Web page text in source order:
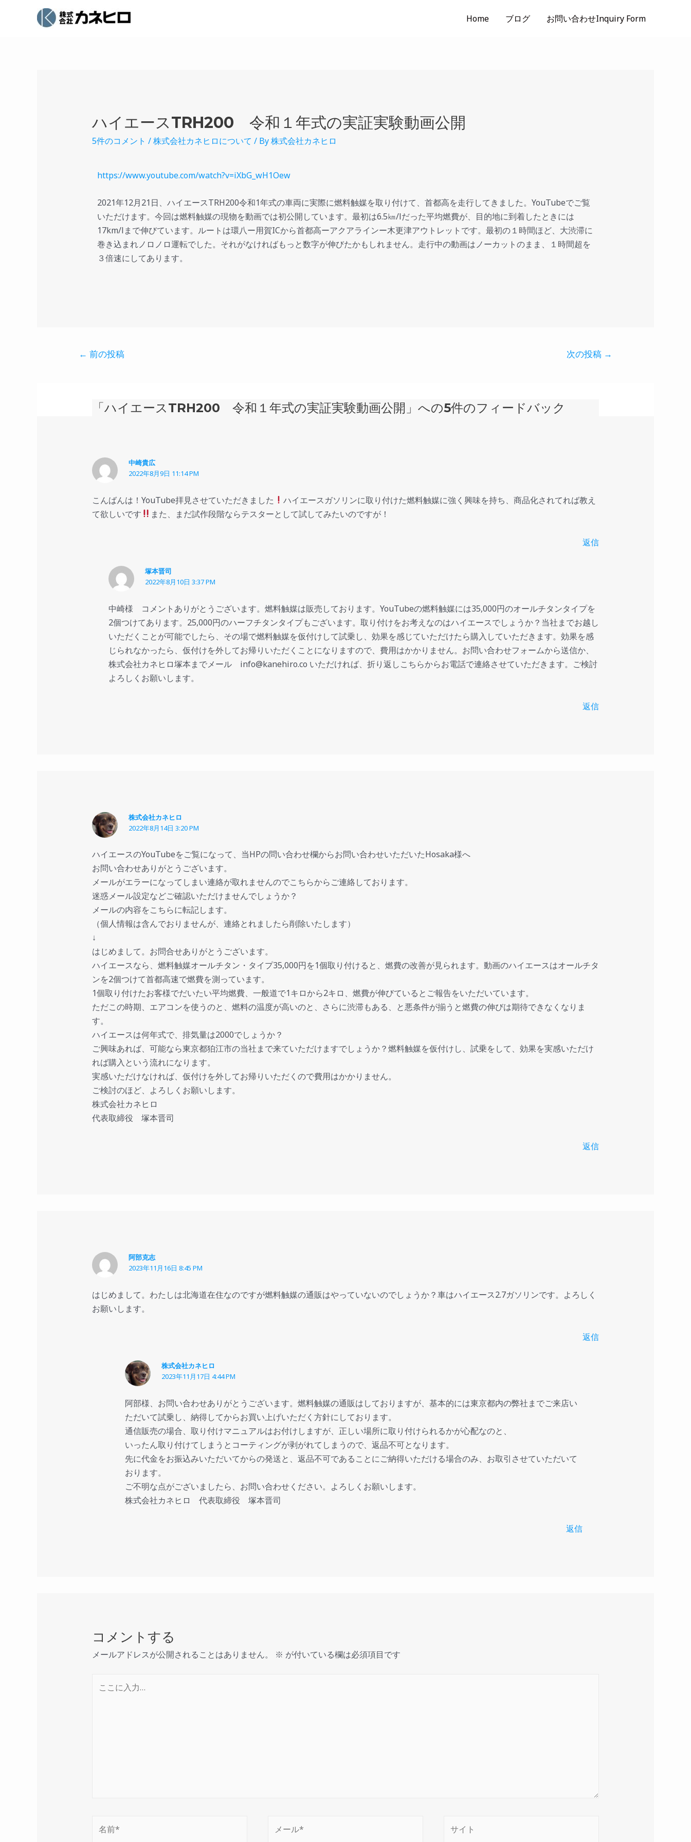
Home ブログ お問い合わせInquiry Form
ハイエースTRH200 令和１年式の実証実験動画公開
5件のコメント /株式会社カネヒロについて / By株式会社カネヒロ
https://www.youtube.com/watch?v=iXbG_wH1Oew
2021年12月21日、ハイエースTRH200令和1年式の車両に実際に燃料触媒を取り付けて、首都高を走行してきました。YouTubeでご覧
いただけます。今回は燃料触媒の現物を動画では初公開しています。最初は6.5㎞/lだった平均燃費が、目的地に到着したときには
17km/lまで伸びています。ルートは環八ー用賀ICから首都高ーアクアラインー木更津アウトレットです。最初の１時間ほど、大渋滞に
巻き込まれノロノロ運転でした。それがなければもっと数字が伸びたかもしれません。走行中の動画はノーカットのまま、１時間超を
３倍速にしてあります。
← 前の投稿 次の投稿 →
「ハイエースTRH200 令和１年式の実証実験動画公開」への5件のフィードバック
中崎貴広
2022年8月9日 11:14 PM
こんばんは！YouTube拝見させていただきました
ハイエースガソリンに取り付けた燃料触媒に強く興味を持ち、商品化されてれば教え
て欲しいです
また、まだ試作段階ならテスターとして試してみたいのですが！
返信
塚本晋司
2022年8月10日 3:37 PM
中崎様 コメントありがとうございます。燃料触媒は販売しております。YouTubeの燃料触媒には35,000円のオールチタンタイプを
2個つけてあります。25,000円のハーフチタンタイプもございます。取り付けをお考えなのはハイエースでしょうか？当社までお越し
いただくことが可能でしたら、その場で燃料触媒を仮付けして試乗し、効果を感じていただけたら購入していただきます。効果を感
じられなかったら、仮付けを外してお帰りいただくことになりますので、費用はかかりません。お問い合わせフォームから送信か、
株式会社カネヒロ塚本までメール info@kanehiro.co いただければ、折り返しこちらからお電話で連絡させていただきます。ご検討
よろしくお願いします。
返信
株式会社カネヒロ
2022年8月14日 3:20 PM
ハイエースのYouTubeをご覧になって、当HPの問い合わせ欄からお問い合わせいただいたHosaka様へ
お問い合わせありがとうございます。
メールがエラーになってしまい連絡が取れませんのでこちらからご連絡しております。
迷惑メール設定などご確認いただけませんでしょうか？
メールの内容をこちらに転記します。
（個人情報は含んでおりませんが、連絡とれましたら削除いたします）
↓
はじめまして。お問合せありがとうございます。
ハイエースなら、燃料触媒オールチタン・タイプ35,000円を1個取り付けると、燃費の改善が見られます。動画のハイエースはオールチタ
ンを2個つけて首都高速で燃費を測っています。
1個取り付けたお客様でだいたい平均燃費、一般道で1キロから2キロ、燃費が伸びているとご報告をいただいています。
ただこの時期、エアコンを使うのと、燃料の温度が高いのと、さらに渋滞もある、と悪条件が揃うと燃費の伸びは期待できなくなりま
す。
ハイエースは何年式で、排気量は2000でしょうか？
ご興味あれば、可能なら東京都狛江市の当社まで来ていただけますでしょうか？燃料触媒を仮付けし、試乗をして、効果を実感いただけ
れば購入という流れになります。
実感いただけなければ、仮付けを外してお帰りいただくので費用はかかりません。
ご検討のほど、よろしくお願いします。
株式会社カネヒロ
代表取締役 塚本晋司
返信
阿部克志
2023年11月16日 8:45 PM
はじめまして。わたしは北海道在住なのですが燃料触媒の通販はやっていないのでしょうか？車はハイエース2.7ガソリンです。よろしく
お願いします。
返信
株式会社カネヒロ
2023年11月17日 4:44 PM
阿部様、お問い合わせありがとうございます。燃料触媒の通販はしておりますが、基本的には東京都内の弊社までご来店い
ただいて試乗し、納得してからお買い上げいただく方針にしております。
通信販売の場合、取り付けマニュアルはお付けしますが、正しい場所に取り付けられるかが心配なのと、
いったん取り付けてしまうとコーティングが剥がれてしまうので、返品不可となります。
先に代金をお振込みいただいてからの発送と、返品不可であることにご納得いただける場合のみ、お取引させていただいて
おります。
ご不明な点がございましたら、お問い合わせください。よろしくお願いします。
株式会社カネヒロ 代表取締役 塚本晋司
返信
コメントする
メールアドレスが公開されることはありません。 ※ が付いている欄は必須項目です